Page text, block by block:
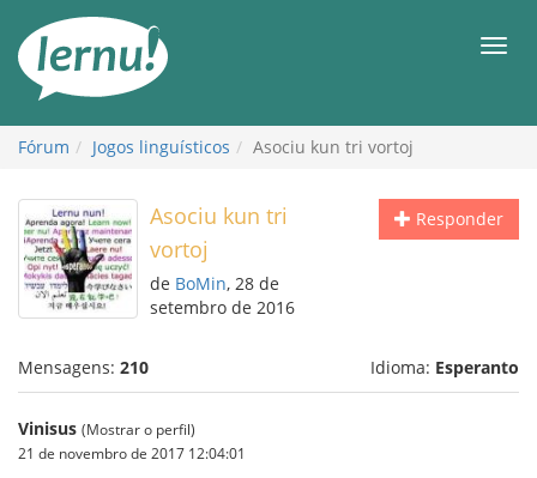
conteúdo
Fórum Jogos linguísticos Asociu kun tri vortoj
Responder
Asociu kun tri
vortoj
de BoMin, 28 de
setembro de 2016
Mensagens: 210 Idioma: Esperanto
Vinisus (Mostrar o perfil)
21 de novembro de 2017 12:04:01